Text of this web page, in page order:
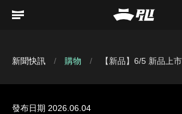
新聞快訊 購物 【新品】6/5 新品上
發布日期 2026.06.04